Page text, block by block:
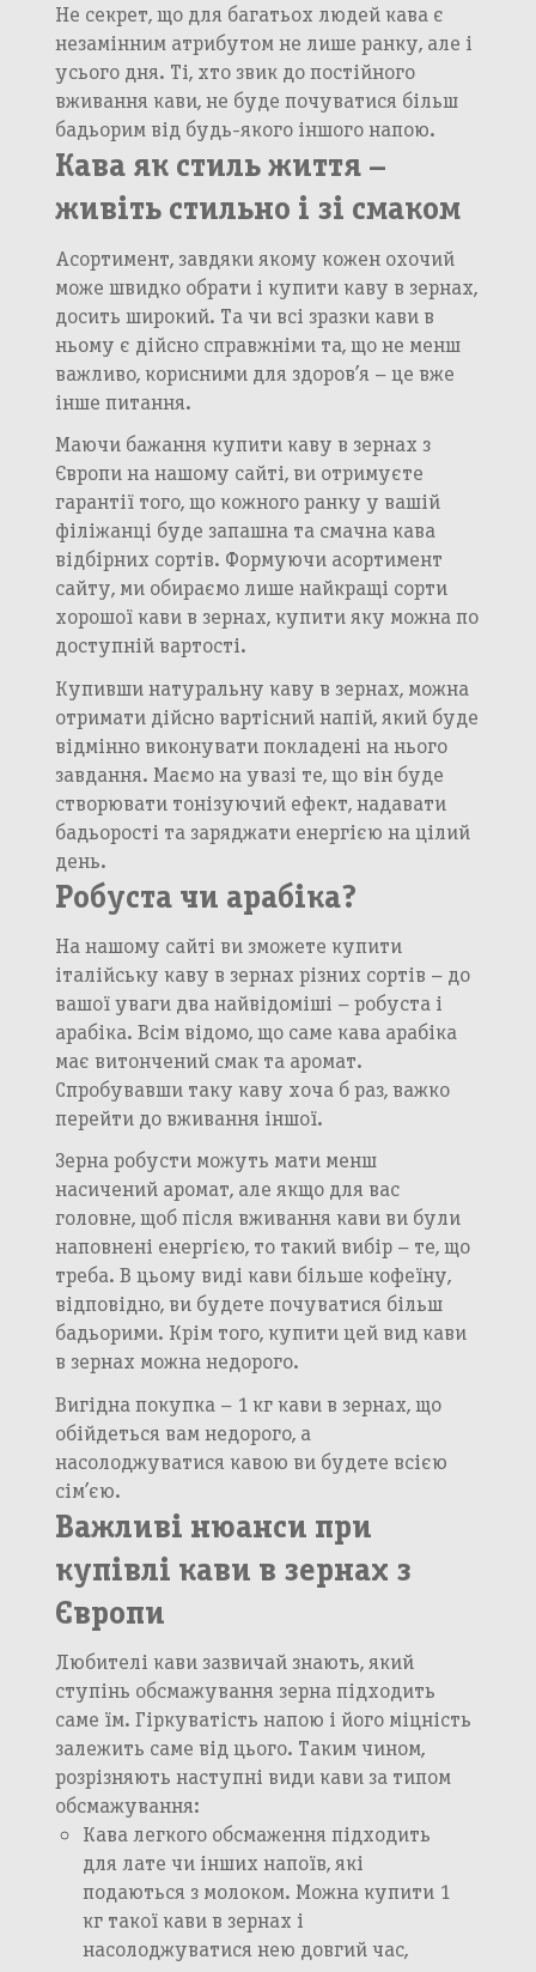
Не секрет, що для багатьох людей кава є
незамінним атрибутом не лише ранку, але і
усього дня. Ті, хто звик до постійного
вживання кави, не буде почуватися більш
бадьорим від будь-якого іншого напою.
Кава як стиль життя –
живіть стильно і зі смаком
Асортимент, завдяки якому кожен охочий
може швидко обрати і купити каву в зернах,
досить широкий. Та чи всі зразки кави в
ньому є дійсно справжніми та, що не менш
важливо, корисними для здоров’я – це вже
інше питання.
Маючи бажання купити каву в зернах з
Європи на нашому сайті, ви отримуєте
гарантії того, що кожного ранку у вашій
філіжанці буде запашна та смачна кава
відбірних сортів. Формуючи асортимент
сайту, ми обираємо лише найкращі сорти
хорошої кави в зернах, купити яку можна по
доступній вартості.
Купивши натуральну каву в зернах, можна
отримати дійсно вартісний напій, який буде
відмінно виконувати покладені на нього
завдання. Маємо на увазі те, що він буде
створювати тонізуючий ефект, надавати
бадьорості та заряджати енергією на цілий
день.
Робуста чи арабіка?
На нашому сайті ви зможете купити
італійську каву в зернах різних сортів – до
вашої уваги два найвідоміші – робуста і
арабіка. Всім відомо, що саме кава арабіка
має витончений смак та аромат.
Спробувавши таку каву хоча б раз, важко
перейти до вживання іншої.
Зерна робусти можуть мати менш
насичений аромат, але якщо для вас
головне, щоб після вживання кави ви були
наповнені енергією, то такий вибір – те, що
треба. В цьому виді кави більше кофеїну,
відповідно, ви будете почуватися більш
бадьорими. Крім того, купити цей вид кави
в зернах можна недорого.
Вигідна покупка – 1 кг кави в зернах, що
обійдеться вам недорого, а
насолоджуватися кавою ви будете всією
сім’єю.
Важливі нюанси при
купівлі кави в зернах з
Європи
Любителі кави зазвичай знають, який
ступінь обсмажування зерна підходить
саме їм. Гіркуватість напою і його міцність
залежить саме від цього. Таким чином,
розрізняють наступні види кави за типом
обсмажування:
Кава легкого обсмаження підходить
для лате чи інших напоїв, які
подаються з молоком. Можна купити 1
кг такої кави в зернах і
насолоджуватися нею довгий час,
Вхід в кабінет
Номер телефону
Далі
Зберегти кошик
Назва кошика
Підтвердити
Додавання кошику в
корзину
Додати кошик у корзину?